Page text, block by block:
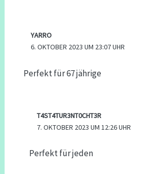
YARRO
6. OKTOBER 2023 UM 23:07 UHR
Perfekt für 67 jährige
T4ST4TUR3NT0CHT3R
7. OKTOBER 2023 UM 12:26 UHR
Perfekt für jeden